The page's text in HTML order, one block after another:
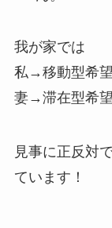
我が家では
私→移動型希望
妻→滞在型希望
見事に正反対
ています！